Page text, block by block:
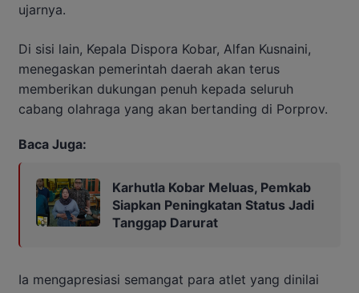
ujarnya.
Di sisi lain, Kepala Dispora Kobar, Alfan Kusnaini,
menegaskan pemerintah daerah akan terus
memberikan dukungan penuh kepada seluruh
cabang olahraga yang akan bertanding di Porprov.
Baca Juga:
Karhutla Kobar Meluas, Pemkab
Siapkan Peningkatan Status Jadi
Tanggap Darurat
Ia mengapresiasi semangat para atlet yang dinilai